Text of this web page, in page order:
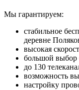
Мы гарантируем:
стабильное
деревне
высокая
большой выбор
до 130
возможность
настройку